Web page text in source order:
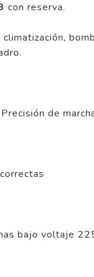
con reserva.
de
bajo voltaje